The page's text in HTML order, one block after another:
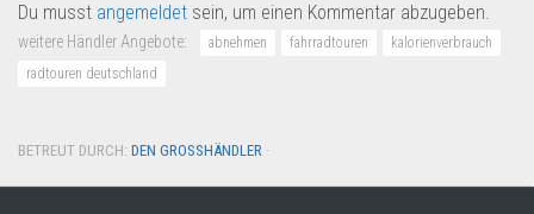
Du musst angemeldet sein, um einen Kommentar abzugeben.
weitere Händler Angebote: abnehmen fahrradtouren
kalorienverbrauch
radtouren deutschland
BETREUT DURCH: DEN GROSSHÄNDLER ·